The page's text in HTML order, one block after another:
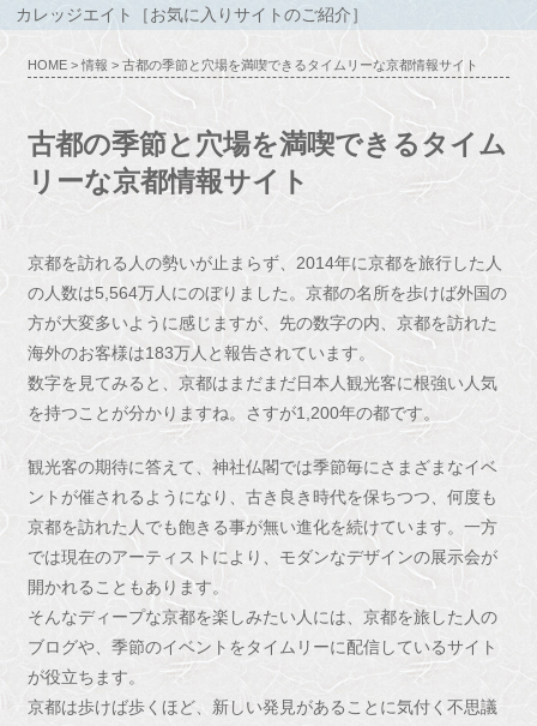
カレッジエイト［お気に入りサイトのご紹介］
HOME >情報 > 古都の季節と穴場を満喫できるタイムリーな京都情報サイト
古都の季節と穴場を満喫できるタイム
リーな京都情報サイト
京都を訪れる人の勢いが止まらず、2014年に京都を旅行した人
の人数は5,564万人にのぼりました。京都の名所を歩けば外国の
方が大変多いように感じますが、先の数字の内、京都を訪れた
海外のお客様は183万人と報告されています。
数字を見てみると、京都はまだまだ日本人観光客に根強い人気
を持つことが分かりますね。さすが1,200年の都です。
観光客の期待に答えて、神社仏閣では季節毎にさまざまなイベ
ントが催されるようになり、古き良き時代を保ちつつ、何度も
京都を訪れた人でも飽きる事が無い進化を続けています。一方
では現在のアーティストにより、モダンなデザインの展示会が
開かれることもあります。
そんなディープな京都を楽しみたい人には、京都を旅した人の
ブログや、季節のイベントをタイムリーに配信しているサイト
が役立ちます。
京都は歩けば歩くほど、新しい発見があることに気付く不思議